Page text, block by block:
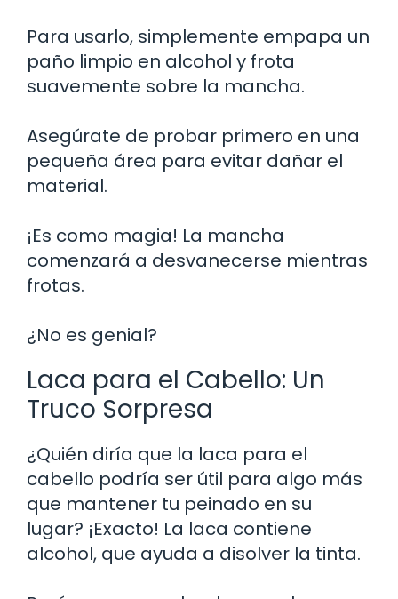
Para usarlo, simplemente empapa un
paño limpio en alcohol y frota
suavemente sobre la mancha.
Asegúrate de probar primero en una
pequeña área para evitar dañar el
material.
¡Es como magia! La mancha
comenzará a desvanecerse mientras
frotas.
¿No es genial?
Laca para el Cabello: Un
Truco Sorpresa
¿Quién diría que la laca para el
cabello podría ser útil para algo más
que mantener tu peinado en su
lugar? ¡Exacto! La laca contiene
alcohol, que ayuda a disolver la tinta.